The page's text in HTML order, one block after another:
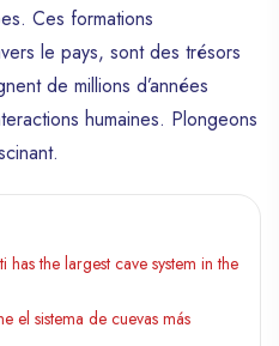
Ces formations
le pays, sont des trésors
de millions d’années
humaines. Plongeons
the largest cave system in the
el sistema de cuevas más